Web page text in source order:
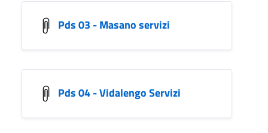
Pds 03 - Masano servizi
Pds 04 - Vidalengo Servizi